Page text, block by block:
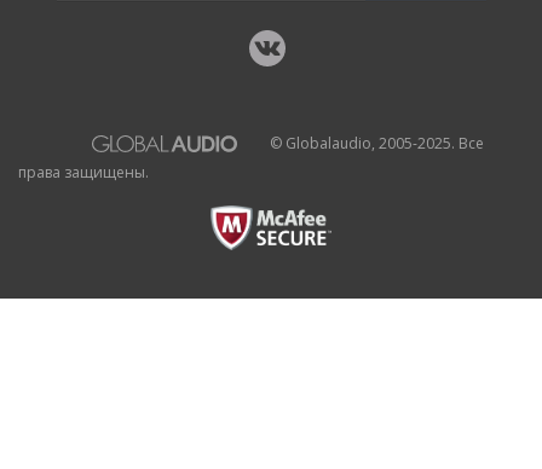
© Globalaudio, 2005-2025. Все
права защищены.